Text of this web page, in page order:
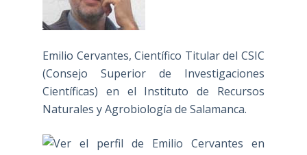
Emilio Cervantes, Científico Titular del CSIC
(Consejo Superior de Investigaciones
Científicas) en el Instituto de Recursos
Naturales y Agrobiología de Salamanca.